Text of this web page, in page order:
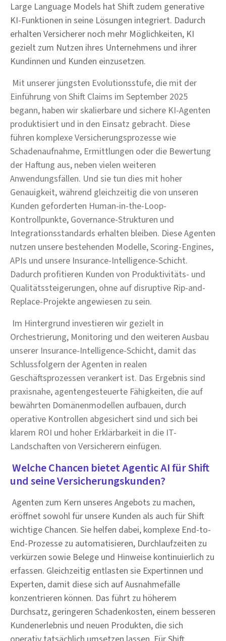
Large Language Models hat Shift zudem generative
KI-Funktionen in seine Lösungen integriert. Dadurch
erhalten Versicherer noch mehr Möglichkeiten, KI
gezielt zum Nutzen ihres Unternehmens und ihrer
Kundinnen und Kunden einzusetzen.
Mit unserer jüngsten Evolutionsstufe, die mit der
Einführung von Shift Claims im September 2025
begann, haben wir skalierbare und sichere KI-Agenten
produktisiert und in den Einsatz gebracht. Diese
führen komplexe Versicherungsprozesse wie
Schadenaufnahme, Ermittlungen oder die Bewertung
der Haftung aus, neben vielen weiteren
Anwendungsfällen. Und sie tun dies mit hoher
Genauigkeit, während gleichzeitig die von unseren
Kunden geforderten Human-in-the-Loop-
Kontrollpunkte, Governance-Strukturen und
Integrationsstandards erhalten bleiben. Diese Agenten
nutzen unsere bestehenden Modelle, Scoring-Engines,
APIs und unsere Insurance-Intelligence-Schicht.
Dadurch profitieren Kunden von Produktivitäts- und
Qualitätssteigerungen, ohne auf disruptive Rip-and-
Replace-Projekte angewiesen zu sein.
Im Hintergrund investieren wir gezielt in
Orchestrierung, Monitoring und den weiteren Ausbau
unserer Insurance-Intelligence-Schicht, damit das
Schlussfolgern der Agenten in realen
Geschäftsprozessen verankert ist. Das Ergebnis sind
praxisnahe, agentengesteuerte Fähigkeiten, die auf
bewährten Domänenmodellen aufbauen, durch
operative Kontrollen abgesichert sind und sich bei
klarem ROI und hoher Erklärbarkeit in die IT-
Landschaften von Versicherern einfügen.
Welche Chancen bietet Agentic AI für Shift
und seine Versicherungskunden?
Agenten zum Kern unseres Angebots zu machen,
eröffnet sowohl für unsere Kunden als auch für Shift
wichtige Chancen. Sie helfen dabei, komplexe End-to-
End-Prozesse zu automatisieren, Durchlaufzeiten zu
verkürzen sowie Belege und Hinweise kontinuierlich zu
erfassen. Gleichzeitig entlasten sie Expertinnen und
Experten, damit diese sich auf Ausnahmefälle
konzentrieren können. Das führt zu höherem
Durchsatz, geringeren Schadenkosten, einem besseren
Kundenerlebnis und neuen Produkten, die sich